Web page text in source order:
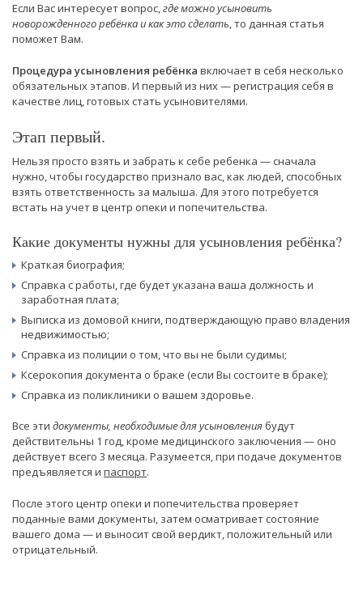
Если Вас интересует вопрос,где можно усыновить
новорожденного ребёнка и как это сделать, то данная статья
поможет Вам.
Процедура усыновления ребёнка включает в себя несколько
обязательных этапов. И первый из них — регистрация себя в
качестве лиц, готовых стать усыновителями.
Этап первый.
Нельзя просто взять и забрать к себе ребенка — сначала
нужно, чтобы государство признало вас, как людей, способных
взять ответственность за малыша. Для этого потребуется
встать на учет в центр опеки и попечительства.
Какие документы нужны для усыновления ребёнка?
Краткая биография;
Справка с работы, где будет указана ваша должность и
заработная плата;
Выписка из домовой книги, подтверждающую право владения
недвижимостью;
Справка из полиции о том, что вы не были судимы;
Ксерокопия документа о браке (если Вы состоите в браке);
Справка из поликлиники о вашем здоровье.
Все эти документы, необходимые для усыновлениябудут
действительны 1 год, кроме медицинского заключения — оно
действует всего 3 месяца. Разумеется, при подаче документов
предъявляется и паспорт.
После этого центр опеки и попечительства проверяет
поданные вами документы, затем осматривает состояние
вашего дома — и выносит свой вердикт, положительный или
отрицательный.